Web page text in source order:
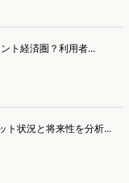
ト経済圏？利用者...
ト状況と将来性を分析...